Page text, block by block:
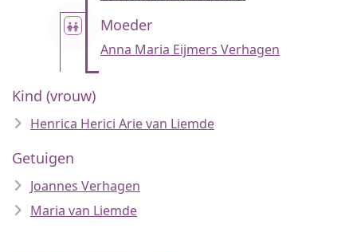
Moeder
Anna Maria Eijmers Verhagen
Kind (vrouw)
Henrica Herici Arie van Liemde
Getuigen
Joannes Verhagen
Maria van Liemde